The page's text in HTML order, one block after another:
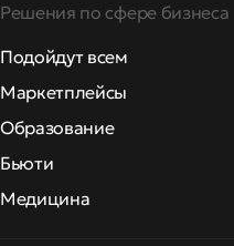
Решения по сфере бизнеса
Подойдут всем
Маркетплейсы
Образование
Бьюти
Медицина